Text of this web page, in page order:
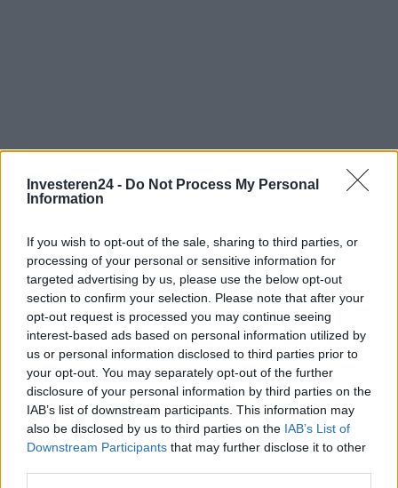
Investeren24 - Do Not Process My Personal
Information
If you wish to opt-out of the sale, sharing to third parties, or
processing of your personal or sensitive information for
targeted advertising by us, please use the below opt-out
section to confirm your selection. Please note that after your
opt-out request is processed you may continue seeing
interest-based ads based on personal information utilized by
us or personal information disclosed to third parties prior to
your opt-out. You may separately opt-out of the further
disclosure of your personal information by third parties on the
IAB’s list of downstream participants. This information may
also be disclosed by us to third parties on the IAB’s List of
Downstream Participants that may further disclose it to other
Verder lezen
INVESTERINGEN